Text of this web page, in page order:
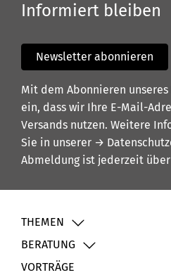
Informiert bleiben
Newsletter abonnieren
Mit dem Abonnieren
ein, dass wir Ihre E-Mail-
Versands nutzen. Weitere
Sie in unserer →
Abmeldung ist jederzeit über
THEMEN
BERATUNG
VORTRÄGE